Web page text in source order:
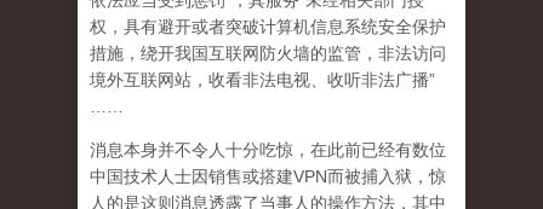
权，具有避开或者突破计算机信息系统安全保护
措施，绕开我国互联网防火墙的监管，非法访问
境外互联网站，收看非法电视、收听非法广播”
消息本身并不令人十分吃惊，在此前已经有数位
中国技术人士因销售或搭建VPN而被捕入狱，惊
人的是这则消息透露了当事人的操作方法，其中